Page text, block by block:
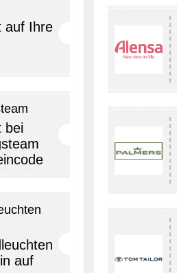
auf Ihre
bei
auf